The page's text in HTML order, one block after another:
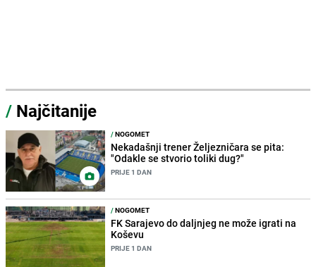
/ Najčitanije
/NOGOMET
Nekadašnji trener Željezničara se pita:
"Odakle se stvorio toliki dug?"
PRIJE 1 DAN
/NOGOMET
FK Sarajevo do daljnjeg ne može igrati na
Koševu
PRIJE 1 DAN